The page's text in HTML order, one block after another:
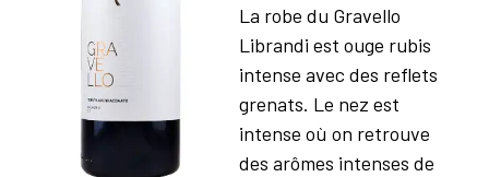
La robe du Gravello
Librandi est ouge rubis
intense avec des reflets
grenats. Le nez est
intense où on retrouve
des arômes intenses de